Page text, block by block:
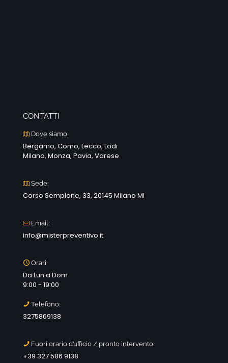
CONTATTI
Dove siamo:
Bergamo, Como, Lecco, Lodi
Milano, Monza, Pavia, Varese
Sede:
Corso Sempione, 33, 20145 Milano MI
Email:
info@misterpreventivo.it
Orari:
Da Lun a Dom
9:00 - 19:00
Telefono:
3275869138
Fuori orario d’ufficio / pronto intervento:
+39 327 586 9138